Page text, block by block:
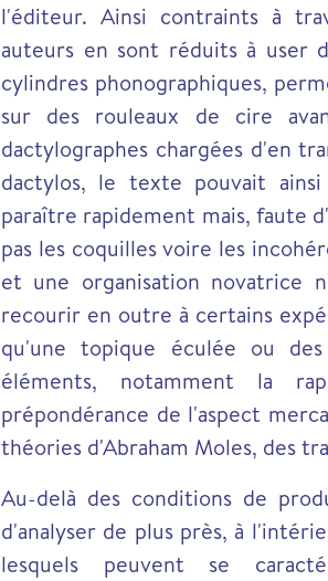
l'éditeur. Ainsi contraints à
auteurs en sont réduits à user
cylindres phonographiques,
sur des rouleaux de cire
dactylographes chargées d'en
dactylos, le texte pouvait
paraître rapidement mais, faute
pas les coquilles voire les
et une organisation novatrice
recourir en outre à certains
qu'une topique éculée ou des
éléments, notamment la
prépondérance de l'aspect
théories d'Abraham Moles, des
Au-delà des conditions de
d'analyser de plus près, à
lesquels peuvent se